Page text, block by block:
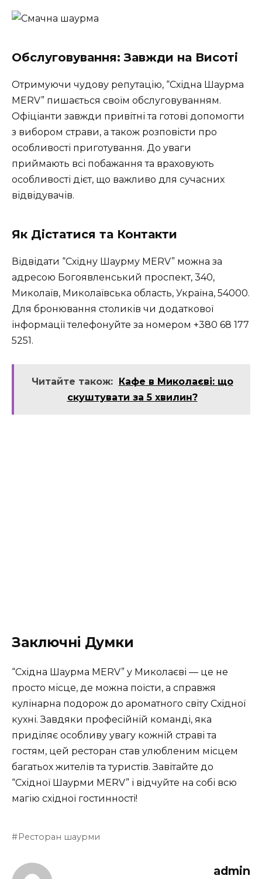
Обслуговування: Завжди на Висоті
Отримуючи чудову репутацію, “Східна Шаурма
MERV” пишається своїм обслуговуванням.
Офіціанти завжди привітні та готові допомогти
з вибором страви, а також розповісти про
особливості приготування. До уваги
приймають всі побажання та враховують
особливості дієт, що важливо для сучасних
відвідувачів.
Як Дістатися та Контакти
Відвідати “Східну Шаурму MERV” можна за
адресою Богоявленський проспект, 340,
Миколаїв, Миколаївська область, Україна, 54000.
Для бронювання столиків чи додаткової
інформації телефонуйте за номером +380 68 177
5251.
Читайте також:
Кафе в Миколаєві: що
скуштувати за 5 хвилин?
Заключні Думки
“Східна Шаурма MERV” у Миколаєві — це не
просто місце, де можна поїсти, а справжя
кулінарна подорож до ароматного світу Східної
кухні. Завдяки професійній команді, яка
приділяє особливу увагу кожній страві та
гостям, цей ресторан став улюбленим місцем
багатьох жителів та туристів. Завітайте до
“Східної Шаурми MERV” і відчуйте на собі всю
магію східної гостинності!
Ресторан шаурми
admin